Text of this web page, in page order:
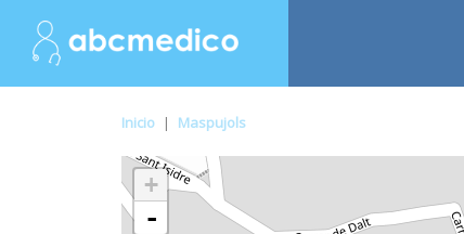
Inicio | Maspujols
+
-